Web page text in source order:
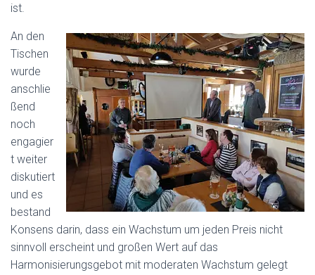
ist.
An den
Tischen
wurde
anschlie
ßend
noch
engagier
t weiter
diskutiert
und es
bestand
Konsens darin, dass ein Wachstum um jeden Preis nicht
sinnvoll erscheint und großen Wert auf das
Harmonisierungsgebot mit moderaten Wachstum gelegt